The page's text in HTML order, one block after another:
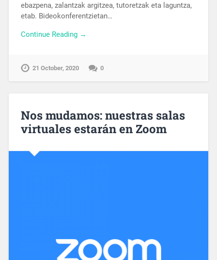
ebazpena, zalantzak argitzea, tutoretzak eta laguntza,
etab. Bideokonferentzietan…
Continue Reading →
21 October, 2020 0
Nos mudamos: nuestras salas
virtuales estarán en Zoom